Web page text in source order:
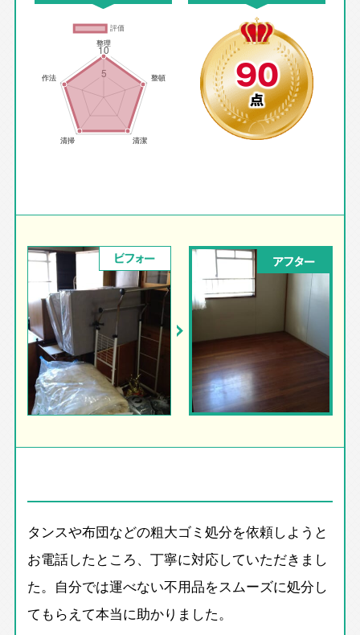
90
点
ビフォー アフター
タンスや布団などの粗大ゴミ処分を依頼しようと
お電話したところ、丁寧に対応していただきまし
た。自分では運べない不用品をスムーズに処分し
てもらえて本当に助かりました。